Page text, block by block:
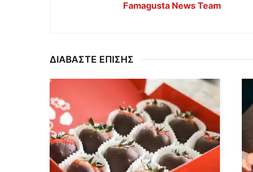
Famagusta News Team
ΔΙΑΒΑΣΤΕ ΕΠΙΣΗΣ